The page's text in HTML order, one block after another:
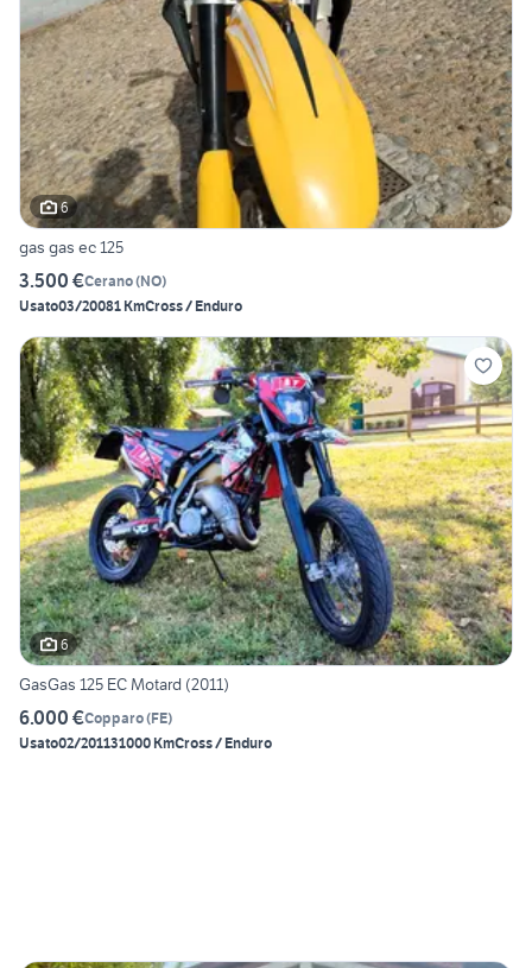
6
gas gas ec 125
3.500 €Cerano(NO)
Usato03/20081 KmCross / Enduro
6
GasGas 125 EC Motard (2011)
6.000 €Copparo(FE)
Usato02/201131000 KmCross / Enduro